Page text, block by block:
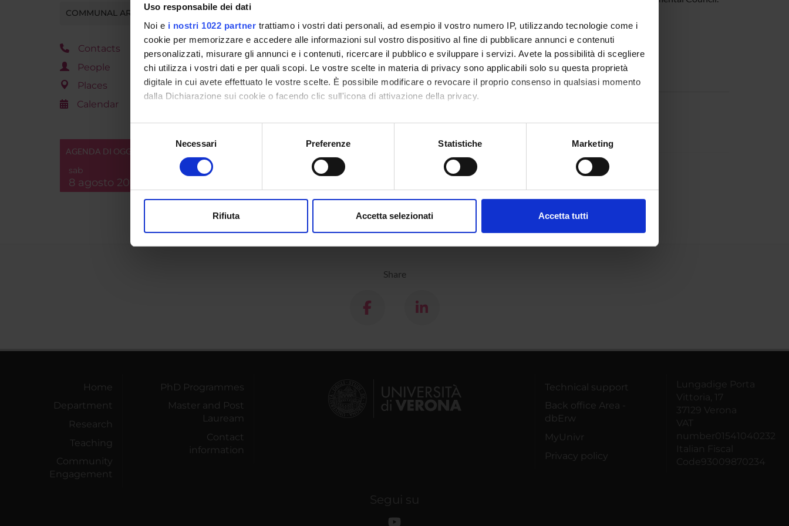
Uso responsabile dei dati
Noi e i nostri 1022 partner trattiamo i vostri dati personali, ad esempio il vostro numero IP, utilizzando tecnologie come i
cookie per memorizzare e accedere alle informazioni sul vostro dispositivo al fine di pubblicare annunci e contenuti
personalizzati, misurare gli annunci e i contenuti, ricercare il pubblico e sviluppare i servizi. Avete la possibilità di scegliere
chi utilizza i vostri dati e per quali scopi. Le vostre scelte in materia di privacy sono applicabili solo su questa proprietà
digitale in cui avete effettuato le vostre scelte. È possibile modificare o revocare il proprio consenso in qualsiasi momento
dalla Dichiarazione sui cookie o facendo clic sull'icona di attivazione della privacy.
Con il tuo consenso, vorremmo anche:
raccogliere informazioni sulla tua posizione geografica, con un'approssimazione di qualche metro,
digitali).
modificare o ritirare il tuo consenso in qualsiasi momento dalla Dichiarazione sui cookie.
consenso
Necessari Preferenze Statistiche Marketing
Rifiuta Accetta selezionati Accetta tutti
COMMUNAL AREA
Contacts
People
Places
Calendar
AGENDA DI OGGI
sab
8 agosto 2026
Members Records and documents Documents
Chair
Share
Home
Department
Research
Teaching
Community
Engagement
PhD Programmes
Master and Post
Lauream
Contact
information
Technical support
Back office Area -
dbErw
MyUnivr
Privacy policy
Lungadige Porta
Vittoria, 17
37129 Verona
VAT
number01541040232
Italian Fiscal
Code93009870234
Segui su